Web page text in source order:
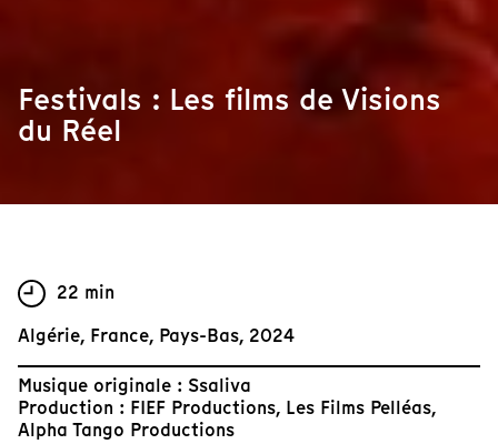
Festivals : Les films de Visions
du Réel
22 min
Algérie, France, Pays-Bas, 2024
Musique originale : Ssaliva
Production : FIEF Productions, Les Films Pelléas,
Alpha Tango Productions